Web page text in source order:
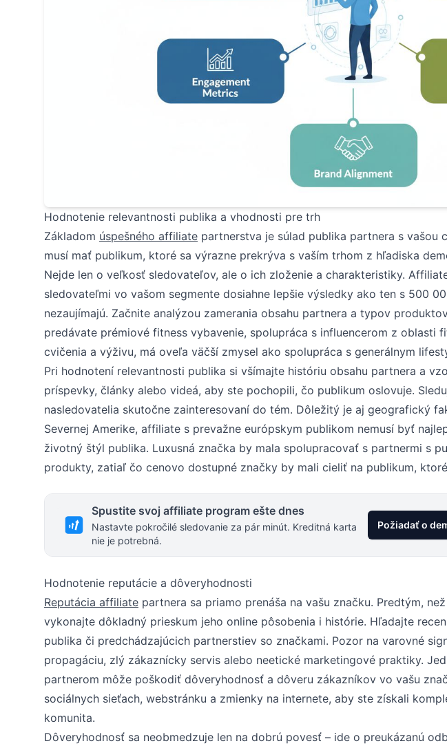
Hodnotenie relevantnosti publika a vhodnosti pre trh
Základom úspešného affiliate partnerstva je súlad publika partnera s vašou
musí mať publikum, ktoré sa výrazne prekrýva s vaším trhom z hľadiska
Nejde len o veľkosť sledovateľov, ale o ich zloženie a charakteristiky.
sledovateľmi vo vašom segmente dosiahne lepšie výsledky ako ten s 500
nezaujímajú. Začnite analýzou zamerania obsahu partnera a typov
predávate prémiové fitness vybavenie, spolupráca s influencerom z oblasti
cvičenia a výživu, má oveľa väčší zmysel ako spolupráca s generálnym
Pri hodnotení relevantnosti publika si všímajte históriu obsahu partnera a
príspevky, články alebo videá, aby ste pochopili, čo publikum oslovuje.
nasledovatelia skutočne zainteresovaní do tém. Dôležitý je aj geografický
Severnej Amerike, affiliate s prevažne európskym publikom nemusí byť
životný štýl publika. Luxusná značka by mala spolupracovať s partnermi s
produkty, zatiaľ čo cenovo dostupné značky by mali cieliť na publikum,
Spustite svoj affiliate program ešte dnes
Nastavte pokročilé sledovanie za pár minút. Kreditná karta
nie je potrebná.
Požiadať o
Hodnotenie reputácie a dôveryhodnosti
Reputácia affiliate partnera sa priamo prenáša na vašu značku. Predtým,
vykonajte dôkladný prieskum jeho online pôsobenia i histórie. Hľadajte
publika či predchádzajúcich partnerstiev so značkami. Pozor na varovné
propagáciu, zlý zákaznícky servis alebo neetické marketingové praktiky.
partnerom môže poškodiť dôveryhodnosť a dôveru zákazníkov vo vašu
sociálnych sieťach, webstránku a zmienky na internete, aby ste získali
komunita.
Dôveryhodnosť sa neobmedzuje len na dobrú povesť – ide o preukázanú